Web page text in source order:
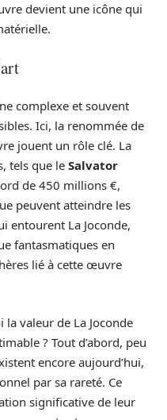
devient une icône qui
complexe et souvent
Ici, la renommée de
jouent un rôle clé. La
tels que le Salvator
de 450 millions €,
peuvent atteindre les
entourent La Joconde,
fantasmatiques en
lié à cette œuvre
valeur de La Joconde
? Tout d’abord, peu
encore aujourd’hui,
par sa rareté. Ce
significative de leur